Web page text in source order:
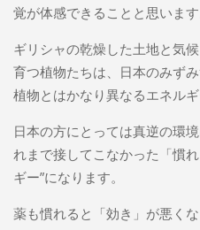
覚が体感できることと思います
ギリシャの乾燥した土地と気
育つ植物たちは、日本のみず
植物とはかなり異なるエネル
日本の方にとっては真逆の環
れまで接してこなかった「慣
ギー”になります。
薬も慣れると「効き」が悪く